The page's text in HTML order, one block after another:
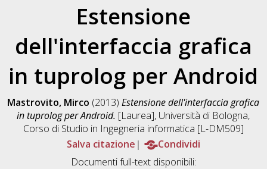
Estensione
dell'interfaccia grafica
in tuprolog per Android
Mastrovito, Mirco (2013)Estensione dell'interfaccia grafica
in tuprolog per Android. [Laurea], Università di Bologna,
Corso di Studio in Ingegneria informatica [L-DM509]
Salva citazione
Condividi
Documenti full-text disponibili: